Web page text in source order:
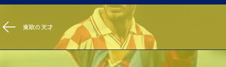
東欧の天才